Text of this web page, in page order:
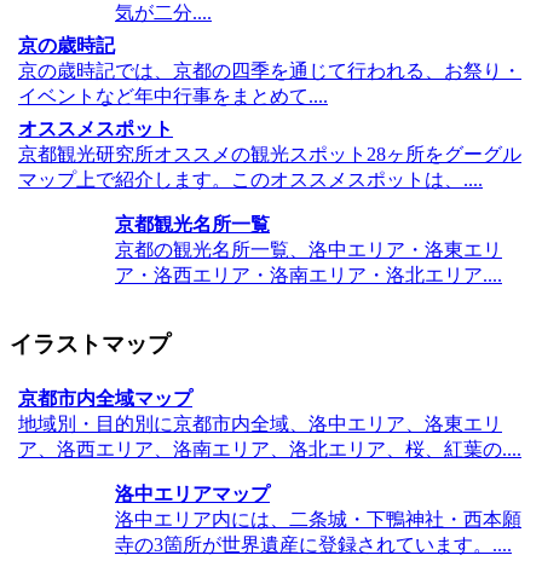
気が二分....
京の歳時記
京の歳時記では、京都の四季を通じて行われる、お祭り・
イベントなど年中行事をまとめて....
オススメスポット
京都観光研究所オススメの観光スポット28ヶ所をグーグル
マップ上で紹介します。このオススメスポットは、....
京都観光名所一覧
京都の観光名所一覧、洛中エリア・洛東エリ
ア・洛西エリア・洛南エリア・洛北エリア....
イラストマップ
京都市内全域マップ
地域別・目的別に京都市内全域、洛中エリア、洛東エリ
ア、洛西エリア、洛南エリア、洛北エリア、桜、紅葉の....
洛中エリアマップ
洛中エリア内には、二条城・下鴨神社・西本願
寺の3箇所が世界遺産に登録されています。....